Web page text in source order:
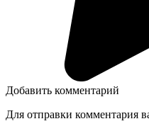
Добавить комментарий
Для отправки комментария